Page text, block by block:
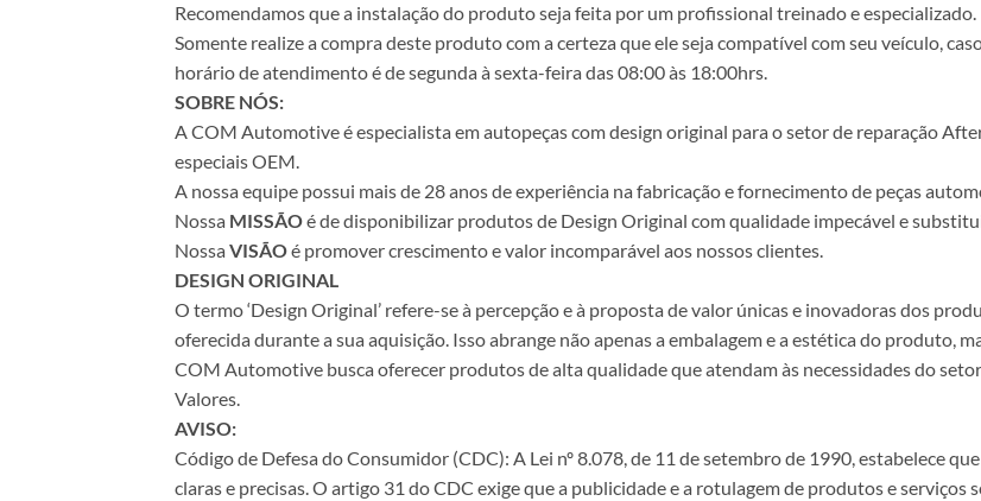
Recomendamos que a instalação do produto seja feita por um profissional treinado e especializado.
Somente realize a compra deste produto com a certeza que ele seja compatível com seu veículo,
horário de atendimento é de segunda à sexta-feira das 08:00 às 18:00hrs.
SOBRE NÓS:
A COM Automotive é especialista em autopeças com design original para o setor de reparação
especiais OEM.
A nossa equipe possui mais de 28 anos de experiência na fabricação e fornecimento de peças
Nossa MISSÃOé de disponibilizar produtos de Design Original com qualidade impecável e
Nossa VISÃOé promover crescimento e valor incomparável aos nossos clientes.
DESIGN ORIGINAL
O termo ‘Design Original’ refere-se à percepção e à proposta de valor únicas e inovadoras dos
oferecida durante a sua aquisição. Isso abrange não apenas a embalagem e a estética do produto,
COM Automotive busca oferecer produtos de alta qualidade que atendam às necessidades do
Valores.
AVISO:
Código de Defesa do Consumidor (CDC): A Lei nº 8.078, de 11 de setembro de 1990, estabelece
claras e precisas. O artigo 31 do CDC exige que a publicidade e a rotulagem de produtos e